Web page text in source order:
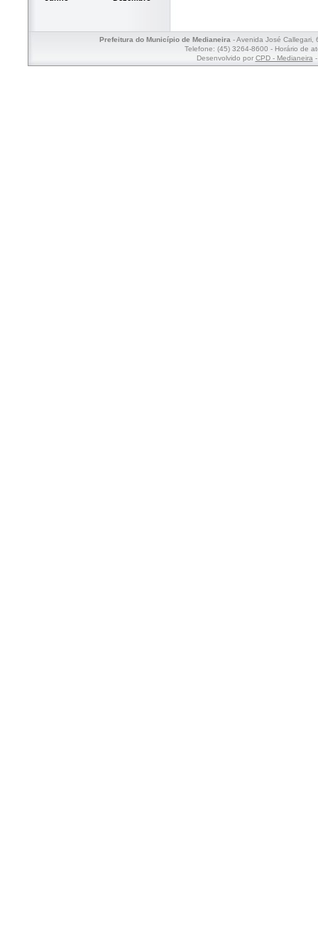
Prefeitura do Município de Medianeira- Avenida José Callegari,
Telefone: (45) 3264-8600 - Horário de
Desenvolvido por CPD - Medianeira-